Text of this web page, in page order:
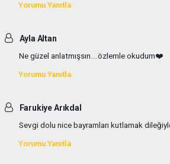
Yorumu Yanıtla
Ayla Altan
Ne güzel anlatmışsın....özlemle okudum❤️
Yorumu Yanıtla
Farukiye Arıkdal
Sevgi dolu nice bayramları kutlamak
Yorumu Yanıtla